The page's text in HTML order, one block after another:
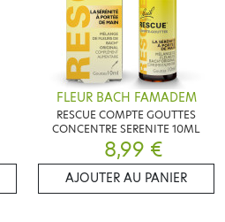
FLEUR BACH FAMADEM
RESCUE COMPTE GOUTTES
CONCENTRE SERENITE 10ML
8,99 €
AJOUTER AU PANIER